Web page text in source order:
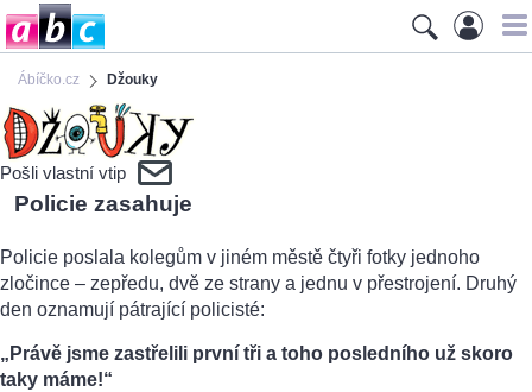
Ábíčko.cz Džouky
Pošli vlastní vtip
Policie zasahuje
Policie poslala kolegům v jiném městě čtyři fotky jednoho
zločince – zepředu, dvě ze strany a jednu v přestrojení. Druhý
den oznamují pátrající policisté:
„Právě jsme zastřelili první tři a toho posledního už skoro
taky máme!“